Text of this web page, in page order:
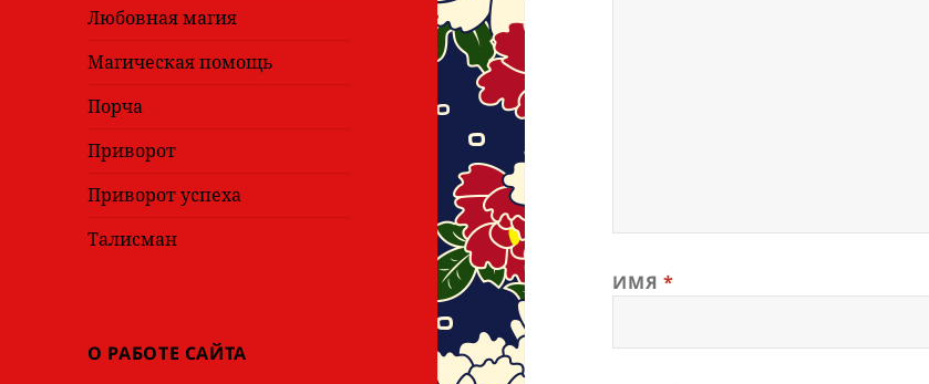
Любовная магия
Магическая помощь
Порча
Приворот
Приворот успеха
Талисман
О РАБОТЕ САЙТА
ИМЯ *